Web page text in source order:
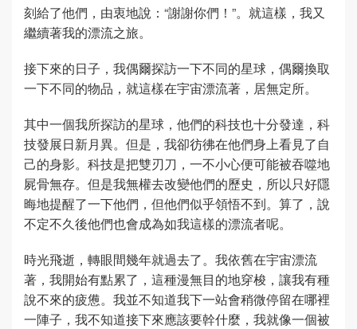
刻給了他們，由衷地說：“謝謝你們！”。就這樣，我又
繼續著我的漂流之旅。
接下來的日子，我偶爾探訪一下不同的星球，偶爾換取
一下不同的物品，就這樣在宇宙漂流著，居無定所。
其中一個我所探訪的星球，他們的科技也十分發達，科
技發展日新月異。但是，我卻彷彿在他們身上看見了自
己的身影。科技是把雙刃刀，一不小心便可能被吞噬地
屍骨無存。但是我無權去改變他們的歷史，所以只好隱
晦地提醒了一下他們，但他們似乎領悟不到。算了，說
不定不久後他們也會成為如我這樣的漂流者呢。
時光飛逝，轉眼間幾年就過去了。我依舊在宇宙漂流
著，我開始有點累了，這種漫無目的地穿梭，讓我有種
說不來的疲憊。我並不知道我下一站會稍微停留在哪裡
一陣子，我不知道接下來應該要幹什麼，我就像一個被